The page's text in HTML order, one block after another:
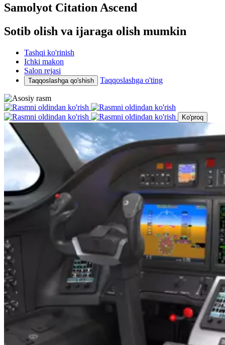
Samolyot Citation Ascend
Sotib olish va ijaraga olish mumkin
Tashqi ko'rinish
Ichki makon
Salon rejasi
Taqqoslashga qo'shish Taqqoslashga o'ting
Ko'proq